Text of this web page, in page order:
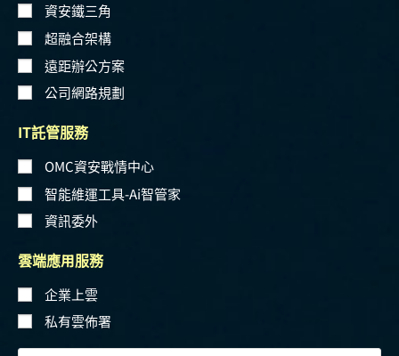
資安鐵三角
超融合架構
遠距辦公方案
公司網路規劃
IT託管服務
OMC資安戰情中心
智能維運工具-Ai智管家
資訊委外
雲端應用服務
企業上雲
私有雲佈署